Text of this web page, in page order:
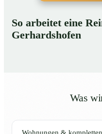
So arbeitet eine
Gerhardshofen
Was